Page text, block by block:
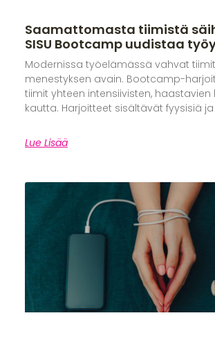
Saamattomasta tiimistä
SISU Bootcamp uudistaa
Modernissa työelämässä vahvat
menestyksen avain. Bootcamp-
tiimit yhteen intensiivisten, haastavien
kautta. Harjoitteet sisältävät fyysisiä
Lue Lisää